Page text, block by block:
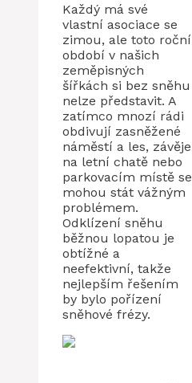
Každý má své
vlastní asociace se
zimou, ale toto roční
období v našich
zeměpisných
šířkách si bez sněhu
nelze představit. A
zatímco mnozí rádi
obdivují zasněžené
náměstí a les, závěje
na letní chatě nebo
parkovacím místě se
mohou stát vážným
problémem.
Odklízení sněhu
běžnou lopatou je
obtížné a
neefektivní, takže
nejlepším řešením
by bylo pořízení
sněhové frézy.